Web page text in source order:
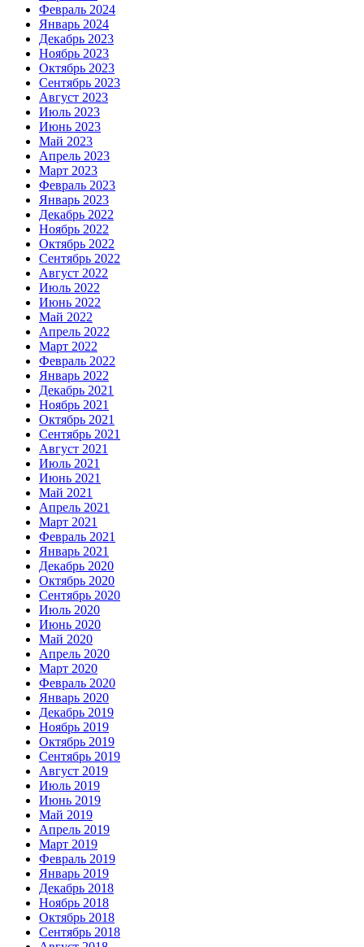
Февраль 2024
Январь 2024
Декабрь 2023
Ноябрь 2023
Октябрь 2023
Сентябрь 2023
Август 2023
Июль 2023
Июнь 2023
Май 2023
Апрель 2023
Март 2023
Февраль 2023
Январь 2023
Декабрь 2022
Ноябрь 2022
Октябрь 2022
Сентябрь 2022
Август 2022
Июль 2022
Июнь 2022
Май 2022
Апрель 2022
Март 2022
Февраль 2022
Январь 2022
Декабрь 2021
Ноябрь 2021
Октябрь 2021
Сентябрь 2021
Август 2021
Июль 2021
Июнь 2021
Май 2021
Апрель 2021
Март 2021
Февраль 2021
Январь 2021
Декабрь 2020
Октябрь 2020
Сентябрь 2020
Июль 2020
Июнь 2020
Май 2020
Апрель 2020
Март 2020
Февраль 2020
Январь 2020
Декабрь 2019
Ноябрь 2019
Октябрь 2019
Сентябрь 2019
Август 2019
Июль 2019
Июнь 2019
Май 2019
Апрель 2019
Март 2019
Февраль 2019
Январь 2019
Декабрь 2018
Ноябрь 2018
Октябрь 2018
Сентябрь 2018